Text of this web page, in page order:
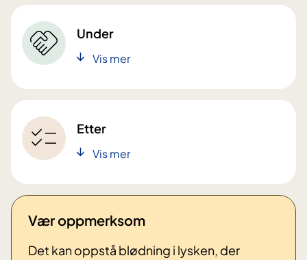
Under
Vis mer
Etter
Vis mer
Vær oppmerksom
Det kan oppstå blødning i lysken, der